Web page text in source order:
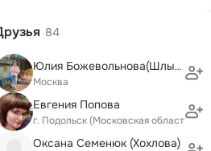
84
Юлия Божевольнова(Шлыкова)
Москва
Евгения Попова
г. Подольск (Московская область)
Оксана Семенюк (Хохлова)